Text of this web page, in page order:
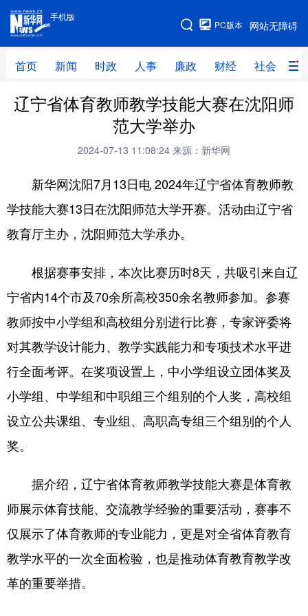
手机版
网站无障碍
PC版本
首页 新闻 时政 人事 廉政 财经 社会 科
手机版
网站地图
首页 新闻 时政 人事
财经 社会
体育 视频 直播 无人机
地方频道
北京 天津 河北 山西
辽宁 吉林 上海 江苏
浙江 安徽 福建 江西
广东 广西 海南 重庆
四川 贵州 云南 西藏
新疆 内蒙古 黑龙江
多语种频道
English Español Français عربى
Русский язык
辽宁省体育教师教学技能大赛在沈阳师
范大学举办
2024-07-13 11:08:24 来源：新华网
新华网沈阳7月13日电 2024年辽宁省体育教师教
学技能大赛13日在沈阳师范大学开赛。活动由辽宁省
教育厅主办，沈阳师范大学承办。
根据赛事安排，本次比赛历时8天，共吸引来自辽
宁省内14个市及70余所高校350余名教师参加。参赛
教师按中小学组和高校组分别进行比赛，专家评委将
对其教学设计能力、教学实践能力和专项技术水平进
行全面考评。在奖项设置上，中小学组设立团体奖及
小学组、中学组和中职组三个组别的个人奖，高校组
设立公共课组、专业组、高职高专组三个组别的个人
奖。
据介绍，辽宁省体育教师教学技能大赛是体育教
师展示体育技能、交流教学经验的重要活动，赛事不
仅展示了体育教师的专业能力，更是对全省体育教育
教学水平的一次全面检验，也是推动体育教育教学改
革的重要举措。